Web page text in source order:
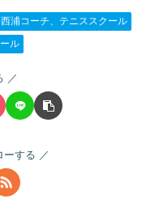
浦コーチ、テニススクール
ル
ーする